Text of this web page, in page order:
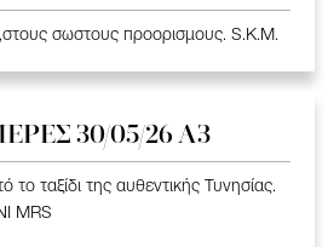
σωστους προορισμους. S.K.M.
30/05/26 Α3
ταξίδι της αυθεντικής Τυνησίας.
MRS